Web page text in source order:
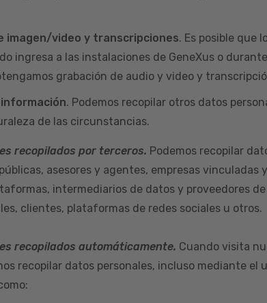
imagen/video y transcripciones. Es posible que
ingresa a las instalaciones de GeneXus o
grabación de audio y video y
. Podemos recopilar otros datos
de las circunstancias.
recopilados por terceros. Podemos recopilar
asesores y agentes, empresas
intermediarios de datos y proveedores
clientes, plataformas de redes sociales u otros.
recopilados automáticamente. Cuando visita
recopilar datos personales, incluso mediante